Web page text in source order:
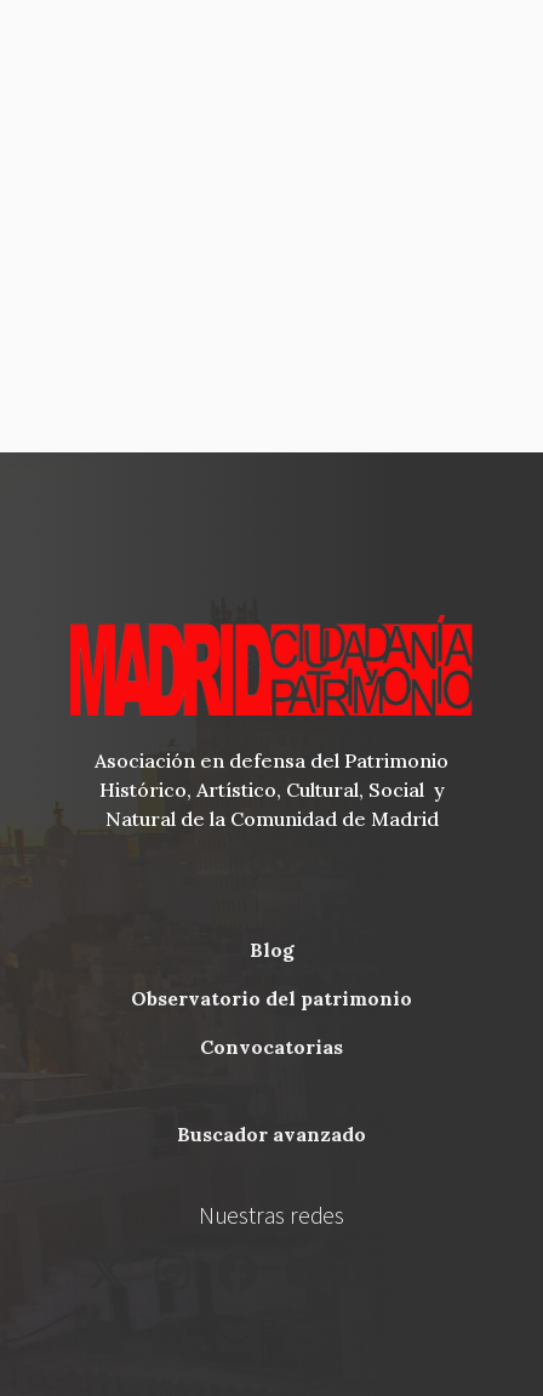
Asociación en defensa del Patrimonio
Histórico, Artístico, Cultural, Social y
Natural de la Comunidad de Madrid
Menu
blog
observatorio del patrimonio
convocatorias
buscador avanzado
Nuestras redes